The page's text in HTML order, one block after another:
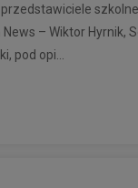
– Wiktor Hyrnik,
pod opi...